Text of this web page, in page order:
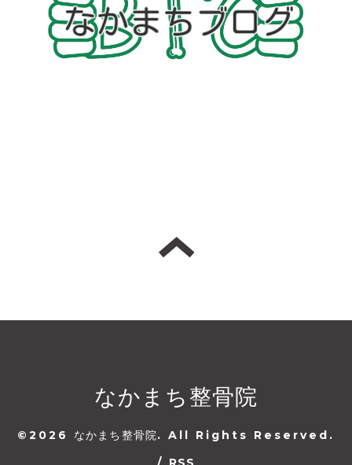
なかまち整骨院
©2026 なかまち整骨院. All Rights Reserved.